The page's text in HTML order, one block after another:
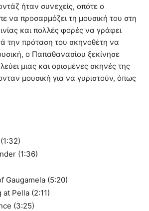
ήταν συνεχείς, οπότε ο
να προσαρμόζει τη μουσική του στη
και πολλές φορές να γράφει
την πρόταση του σκηνοθέτη να
ο Παπαθανασίου ξεκίνησε
μιας και ορισμένες σκηνές της
μουσική για να γυριστούν, όπως
(1:36)
Gaugamela (5:20)
Pella (2:11)
(3:25)